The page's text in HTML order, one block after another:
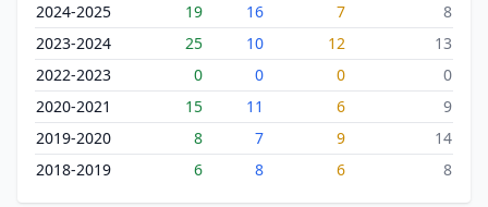
2024-2025 19 16 7
8
2023-2024
25 10 12
13
2022-2023
0 0 0
0
2020-2021
15 11 6
9
2019-2020
8 7 9
14
2018-2019
6 8 6 8